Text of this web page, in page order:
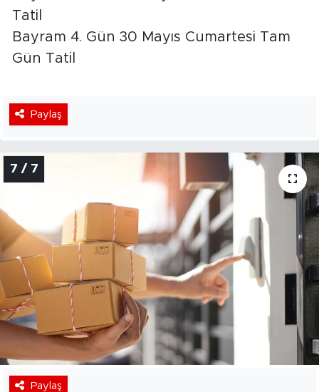
Tatil
Bayram 4. Gün 30 Mayıs Cumartesi Tam
Gün Tatil
Paylaş
7 / 7
Paylaş